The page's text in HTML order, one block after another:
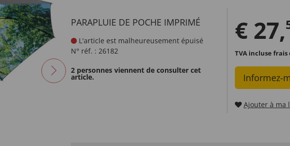
PARAPLUIE DE POCHE IMPRIMÉ
L'article est malheureusement épuisé
N° réf. : 26182
2 personnes viennent de consulter cet
article.
€ 27,
TVA incluse frais
Informez-
Ajouter à ma